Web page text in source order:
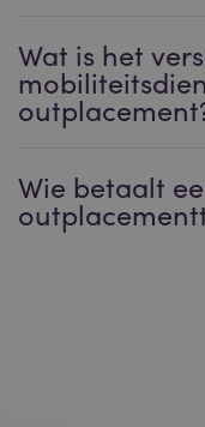
Wat is het
Wie betaalt